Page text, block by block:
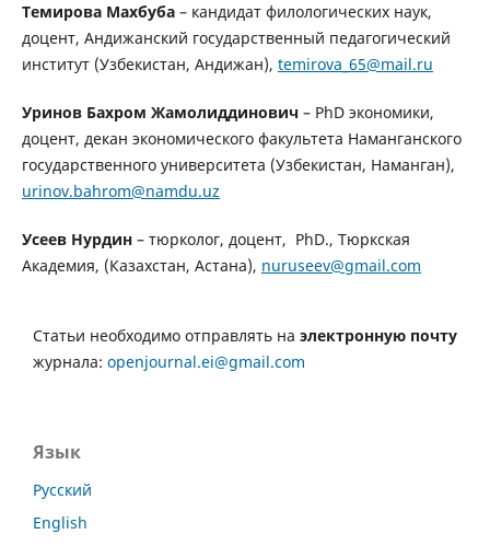
Темирова Махбуба– кандидат филологических наук,
доцент, Андижанский государственный педагогический
институт (Узбекистан, Андижан), temirova_65@mail.ru
Уринов Бахром Жамолиддинович – PhD экономики,
доцент, декан экономического факультета Наманганского
государственного университета (Узбекистан, Наманган),
urinov.bahrom@namdu.uz
Усеев Нурдин– тюрколог, доцент, PhD., Тюркская
Академия, (Казахстан, Астана), nuruseev@gmail.com
Статьи необходимо отправлять на электронную почту
журнала: openjournal.ei@gmail.com
Язык
Русский
English